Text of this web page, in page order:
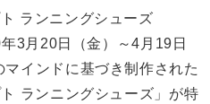
3月20日（金）～4月19日
マインドに基づき制作された
ランニングシューズ」が特